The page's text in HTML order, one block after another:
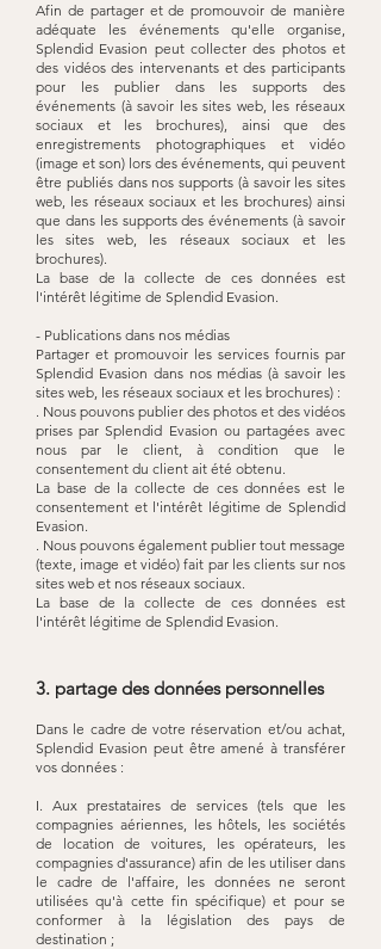
Afin de partager et de promouvoir de manière
adéquate les événements qu'elle organise,
Splendid Evasion peut collecter des photos et
des vidéos des intervenants et des participants
pour les publier dans les supports des
événements (à savoir les sites web, les réseaux
sociaux et les brochures), ainsi que des
enregistrements photographiques et vidéo
(image et son) lors des événements, qui peuvent
être publiés dans nos supports (à savoir les sites
web, les réseaux sociaux et les brochures) ainsi
que dans les supports des événements (à savoir
les sites web, les réseaux sociaux et les
brochures).
La base de la collecte de ces données est
l'intérêt légitime de Splendid Evasion.
- Publications dans nos médias
Partager et promouvoir les services fournis par
Splendid Evasion dans nos médias (à savoir les
sites web, les réseaux sociaux et les brochures) :
. Nous pouvons publier des photos et des vidéos
prises par Splendid Evasion ou partagées avec
nous par le client, à condition que le
consentement du client ait été obtenu.
La base de la collecte de ces données est le
consentement et l'intérêt légitime de Splendid
Evasion.
. Nous pouvons également publier tout message
(texte, image et vidéo) fait par les clients sur nos
sites web et nos réseaux sociaux.
La base de la collecte de ces données est
l'intérêt légitime de Splendid Evasion.
3. partage des données personnelles
Dans le cadre de votre réservation et/ou achat,
Splendid Evasion peut être amené à transférer
vos données :
I. Aux prestataires de services (tels que les
compagnies aériennes, les hôtels, les sociétés
de location de voitures, les opérateurs, les
compagnies d'assurance) afin de les utiliser dans
le cadre de l'affaire, les données ne seront
utilisées qu'à cette fin spécifique) et pour se
conformer à la législation des pays de
destination ;